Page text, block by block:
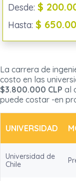
Desde: $
Hasta: $
La carrera de
costo en las
$3.800.000 CLP al
puede costar -en
UNIVERSIDAD
Universidad de
Chile